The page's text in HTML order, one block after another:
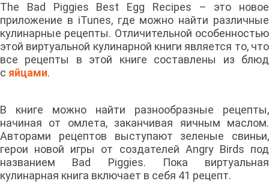
The Bad Piggies Best Egg Recipes – это новое
приложение в iTunes, где можно найти различные
кулинарные рецепты. Отличительной особенностью
этой виртуальной кулинарной книги является то, что
все рецепты в этой книге составлены из блюд
с яйцами.
В книге можно найти разнообразные рецепты,
начиная от омлета, заканчивая яичным маслом.
Авторами рецептов выступают зеленые свиньи,
герои новой игры от создателей Angry Birds под
названием Bad Piggies. Пока виртуальная
кулинарная книга включает в себя 41 рецепт.